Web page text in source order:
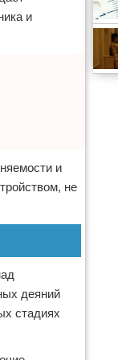
и
и
не
деяний
стадиях